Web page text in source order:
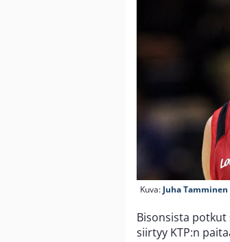
Kuva: Juha Tamminen
Bisonsista potkut
siirtyy KTP:n